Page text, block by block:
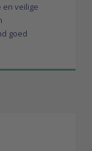
en veilige
goed